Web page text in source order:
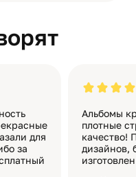
для
за
Альбомы
плотные
качество!
дизайнов,